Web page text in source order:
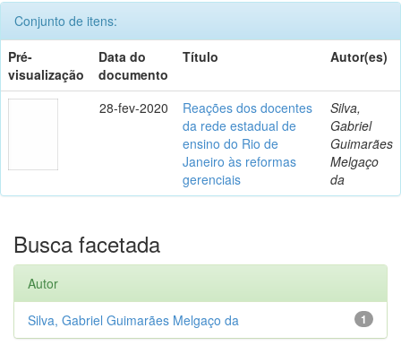
Conjunto de itens:
Pré-
visualização
Data do
documento
Título Autor(es)
28-fev-2020
Reações dos docentes
da rede estadual de
ensino do Rio de
Janeiro às reformas
gerenciais
Silva,
Gabriel
Guimarães
Melgaço
da
Busca facetada
Autor
1
Silva, Gabriel Guimarães Melgaço da